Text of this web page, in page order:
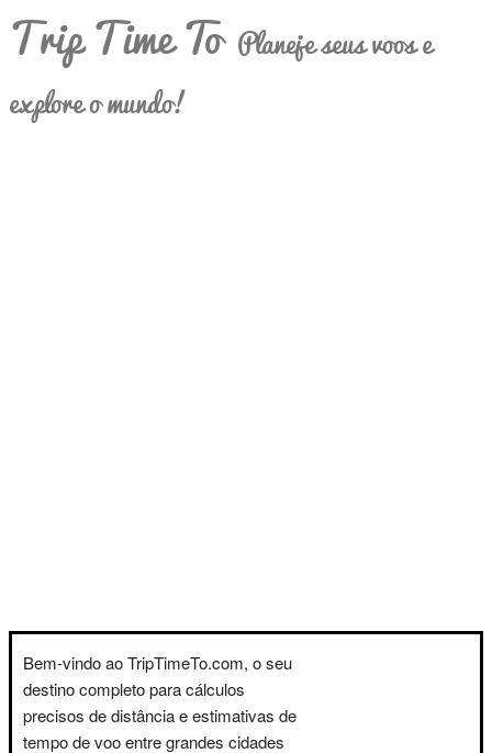
Trip Time To Planeje seus voos e
explore o mundo!
Bem-vindo ao TripTimeTo.com, o seu
destino completo para cálculos
precisos de distância e estimativas de
tempo de voo entre grandes cidades